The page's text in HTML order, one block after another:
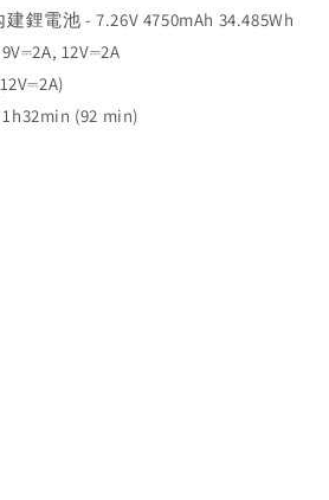
鋰電池 - 7.26V 4750mAh 34.485Wh
12V⎓2A
(92 min)